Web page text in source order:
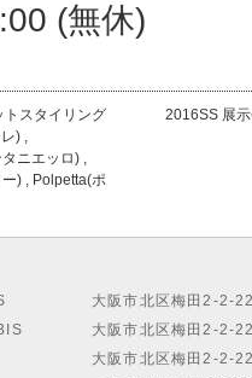
(無休)
トスタイリング
) ,
ニエッロ) ,
) , Polpetta(ポ
2016SS 展
大阪市北区梅田2-2-
大阪市北区梅田2-2-
大阪市北区梅田2-2-